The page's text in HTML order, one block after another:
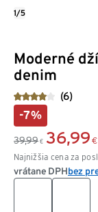
Moderné
denim
(6)
-7%
39,99 € 36,99 €
Najnižšia cena za
vrátane DPHbez
1/5